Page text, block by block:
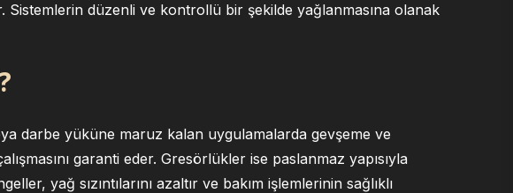
Sistemlerin düzenli ve kontrollü bir şekilde yağlanmasına olanak
darbe yüküne maruz kalan uygulamalarda gevşeme ve
garanti eder. Gresörlükler ise paslanmaz yapısıyla
yağ sızıntılarını azaltır ve bakım işlemlerinin sağlıklı